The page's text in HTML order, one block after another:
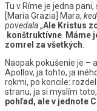
Tu v Ríme je jedna
[Maria Grazia] Mara,
povedala„Ale Kristus
konštruktívne Máme
zomrel za všetkých
Naopak pokušenie je –
Apollov, ja tohto, ja
rokmi, po koncile:
stranu, ja si myslím
pohľad, ale v jednote